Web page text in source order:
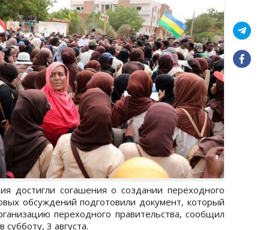
достигли согашения о создании переходного
обсуждений подготовили документ, который
переходного правительства, сообщил
3 августа.